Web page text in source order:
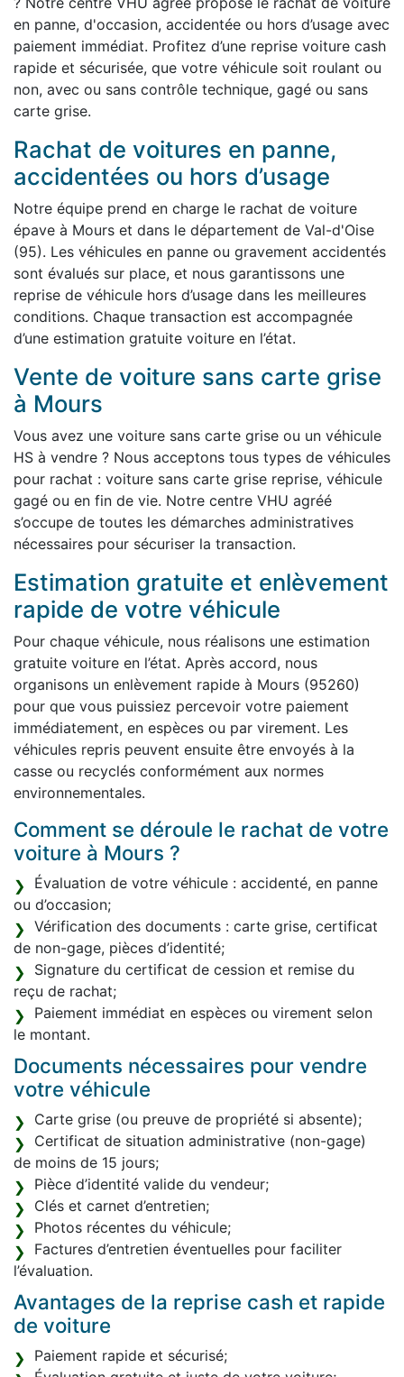
en panne, d'occasion, accidentée ou hors d’usage avec
paiement immédiat. Profitez d’une reprise voiture cash
rapide et sécurisée, que votre véhicule soit roulant ou
non, avec ou sans contrôle technique, gagé ou sans
carte grise.
Rachat de voitures en panne,
accidentées ou hors d’usage
Notre équipe prend en charge le rachat de voiture
épave à Mours et dans le département de Val-d'Oise
(95). Les véhicules en panne ou gravement accidentés
sont évalués sur place, et nous garantissons une
reprise de véhicule hors d’usage dans les meilleures
conditions. Chaque transaction est accompagnée
d’une estimation gratuite voiture en l’état.
Vente de voiture sans carte grise
à Mours
Vous avez une voiture sans carte grise ou un véhicule
HS à vendre ? Nous acceptons tous types de véhicules
pour rachat : voiture sans carte grise reprise, véhicule
gagé ou en fin de vie. Notre centre VHU agréé
s’occupe de toutes les démarches administratives
nécessaires pour sécuriser la transaction.
Estimation gratuite et enlèvement
rapide de votre véhicule
Pour chaque véhicule, nous réalisons une estimation
gratuite voiture en l’état. Après accord, nous
organisons un enlèvement rapide à Mours (95260)
pour que vous puissiez percevoir votre paiement
immédiatement, en espèces ou par virement. Les
véhicules repris peuvent ensuite être envoyés à la
casse ou recyclés conformément aux normes
environnementales.
Comment se déroule le rachat de votre
voiture à Mours ?
Évaluation de votre véhicule : accidenté, en panne
ou d’occasion;
Vérification des documents : carte grise, certificat
de non-gage, pièces d’identité;
Signature du certificat de cession et remise du
reçu de rachat;
Paiement immédiat en espèces ou virement selon
le montant.
Documents nécessaires pour vendre
votre véhicule
Carte grise (ou preuve de propriété si absente);
Certificat de situation administrative (non-gage)
de moins de 15 jours;
Pièce d’identité valide du vendeur;
Clés et carnet d’entretien;
Photos récentes du véhicule;
Factures d’entretien éventuelles pour faciliter
l’évaluation.
Avantages de la reprise cash et rapide
de voiture
Paiement rapide et sécurisé;